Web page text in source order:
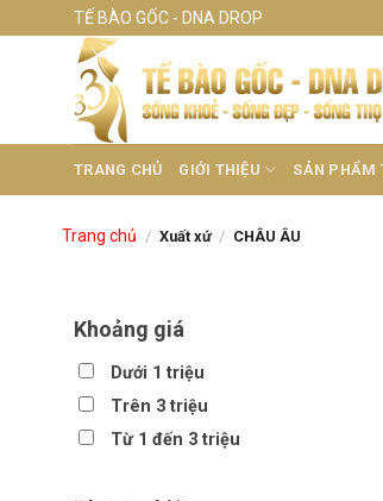
to
TẾ BÀO GỐC - DNA DROP
TRANG CHỦ GIỚI THIỆU SẢN PHẨM
Trang chủ / Xuất xứ / CHÂU ÂU
Khoảng giá
Dưới 1 triệu
Trên 3 triệu
Từ 1 đến 3 triệu